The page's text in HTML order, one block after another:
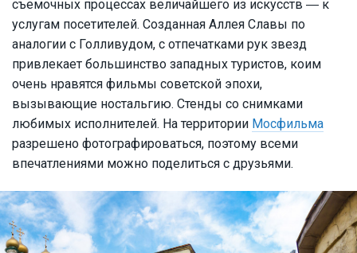
съемочных процессах величайшего из искусств ― к
услугам посетителей. Созданная Аллея Славы по
аналогии с Голливудом, с отпечатками рук звезд
привлекает большинство западных туристов, коим
очень нравятся фильмы советской эпохи,
вызывающие ностальгию. Стенды со снимками
любимых исполнителей. На территории Мосфильма
разрешено фотографироваться, поэтому всеми
впечатлениями можно поделиться с друзьями.